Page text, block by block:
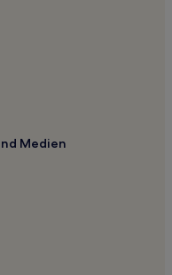
Storico
Medien